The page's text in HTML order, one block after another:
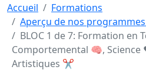
Accueil
Formations
Aperçu de nos
BLOC 1 de 7: Formation en
Comportemental 🧠, Science
Artistiques ✂️